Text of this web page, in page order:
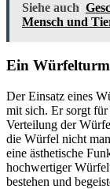
Siehe auch
Mensch und
Ein Würfelturm
Der Einsatz eines
mit sich. Er sorgt
Verteilung der
die Würfel nicht
eine ästhetische
hochwertiger
bestehen und